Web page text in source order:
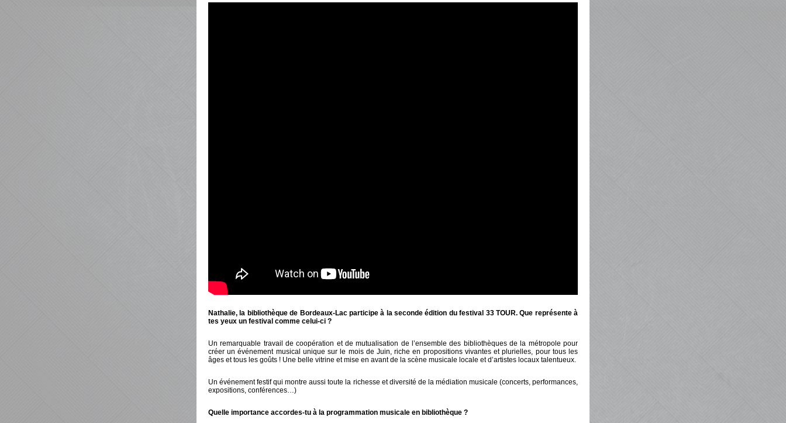
Nathalie, la bibliothèque de Bordeaux-Lac participe à la seconde édition du festival 33 TOUR. Que représente à
tes yeux un festival comme celui-ci ?
Un remarquable travail de coopération et de mutualisation de l’ensemble des bibliothèques de la métropole pour
créer un événement musical unique sur le mois de Juin, riche en propositions vivantes et plurielles, pour tous les
âges et tous les goûts ! Une belle vitrine et mise en avant de la scène musicale locale et d’artistes locaux talentueux.
Un événement festif qui montre aussi toute la richesse et diversité de la médiation musicale (concerts, performances,
expositions, conférences…)
Quelle importance accordes-tu à la programmation musicale en bibliothèque ?